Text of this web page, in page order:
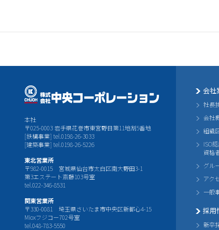
本社
〒025-0003 岩手県花巻市東宮野目第11地割5番地
[鉄構事業] tel.0198-26-3033
[建築事業] tel.0198-26-5226
東北営業所
〒982-0015 宮城県仙台市太白区南大野田3-1
第3エステート斎藤103号室
tel.022-346-8531
関東営業所
〒330-0081 埼玉県さいたま市中央区新都心4-15
Mioxフジコー702号室
tel.048-783-5550
会社
社長
会社
組織
ISO
資格
グル
アク
一般
採用
新卒